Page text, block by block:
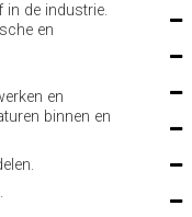
in de industrie.
en
en
binnen en